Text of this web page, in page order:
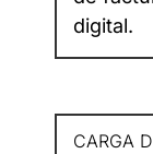
digital.
CARGA